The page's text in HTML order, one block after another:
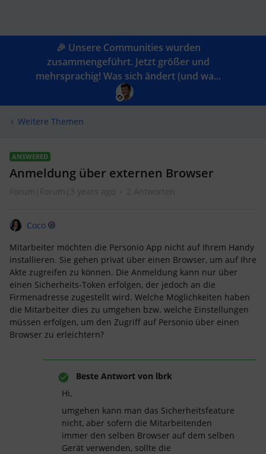
🎉 Unsere Communities wurden
zusammengeführt. Jetzt größer und
mehrsprachig! Was sich ändert (und wa...
Weitere Themen
ANSWERED
Anmeldung über externen Browser
Forum|Forum|3 years ago 2 Antworten
Coco
Mitarbeiter möchten die Personio App nicht auf Ihrem Handy
installieren. Sie gehen privat über einen Browser, um auf Ihre
Akte zugreifen zu können. Die Anmeldung kann nur über
einen Sicherheits-Token erfolgen, der jedoch an die
Firmenadresse zugestellt wird. Welche Möglichkeiten haben
die Mitarbeiter dies zu umgehen bzw. welche Einstellungen
müssen erfolgen, um den Zugriff auf Personio über einen
Browser zu erleichtern?
Beste Antwort von lbrk
Hi,
umgehen kann man das Sicherheitsfeature
nicht, aber sofern die Mitarbeitenden
immer den selben Browser auf dem selben
Gerät verwenden, sollte die